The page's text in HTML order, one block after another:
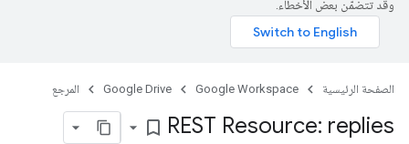
وقد تتضمّن بعض الأخطاء.
الصفحة الرئيسية Google Workspace
Google Drive المرجع
REST Resource: replies
bookmark_border